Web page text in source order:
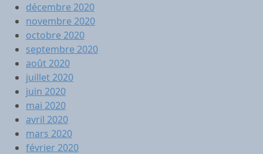
décembre 2020
novembre 2020
octobre 2020
septembre 2020
août 2020
juillet 2020
juin 2020
mai 2020
avril 2020
mars 2020
février 2020